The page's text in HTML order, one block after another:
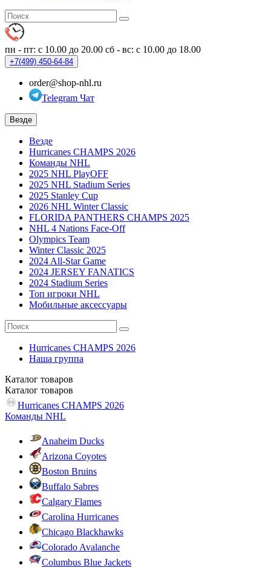
пн - пт: с 10.00 до 20.00 сб - вс: с 10.00 до 18.00
+7(499) 450-64-84
order@shop-nhl.ru
Telegram Чат
Везде
Везде
Hurricanes CHAMPS 2026
Команды NHL
2025 NHL PlayOFF
2025 NHL Stadium Series
2025 Stanley Cup
2026 NHL Winter Classic
FLORIDA PANTHERS CHAMPS 2025
NHL 4 Nations Face-Off
Olympics Team
Winter Classic 2025
2024 All-Star Game
2024 JERSEY FANATICS
2024 Stadium Series
Топ игроки NHL
Мобильные аксессуары
Hurricanes CHAMPS 2026
Наша группа
Каталог товаров
Каталог товаров
Hurricanes CHAMPS 2026
Команды NHL
Anaheim Ducks
Arizona Coyotes
Boston Bruins
Buffalo Sabres
Calgary Flames
Carolina Hurricanes
Chicago Blackhawks
Colorado Avalanche
Columbus Blue Jackets